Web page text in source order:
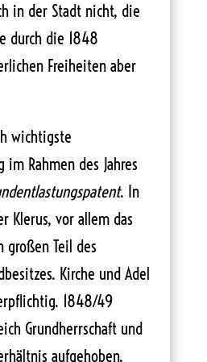
in der Stadt nicht, die
durch die 1848
Freiheiten aber
wichtigste
im Rahmen des Jahres
. In
Klerus, vor allem das
großen Teil des
Kirche und Adel
1848/49
Grundherrschaft und
aufgehoben.